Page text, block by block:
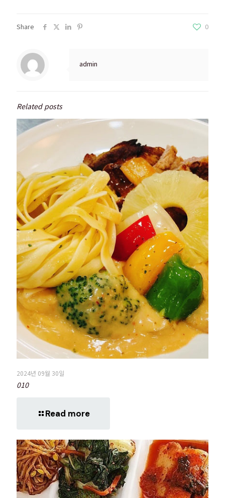
Share 0
admin
Related posts
2024년 09월 30일
010
Read more